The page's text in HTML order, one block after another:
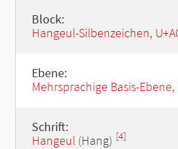
Block:
Hangeul-Silbenzeichen,
Ebene:
Mehrsprachige Basis-Ebene,
Schrift:
Hangeul(Hang) [4]